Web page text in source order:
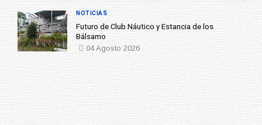
Futuro de Club Náutico y Estancia de los
Bálsamo
04 Agosto 2026
NOTICIAS